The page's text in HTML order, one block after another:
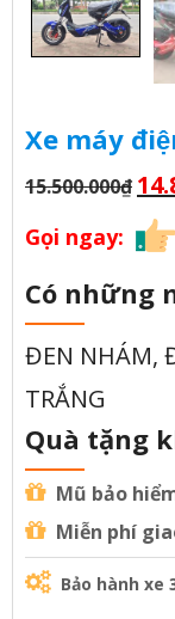
Xe máy
15.500.000₫
Gọi ngay:
Có những
ĐEN NHÁM,
TRẮNG
Quà tặng
Mũ bảo
Miễn phí
Bảo hành xe